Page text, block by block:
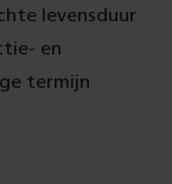
levensduur
en
termijn